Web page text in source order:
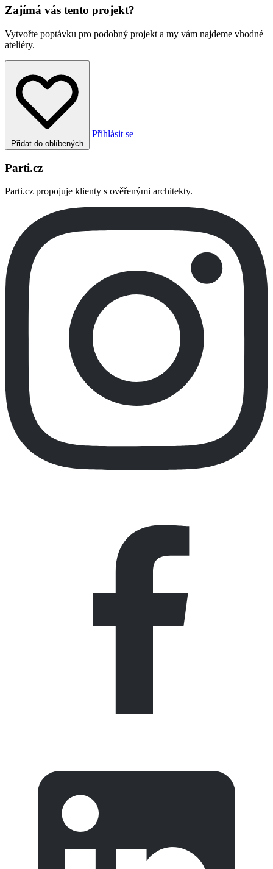
Zajímá vás tento projekt?
Vytvořte poptávku pro podobný projekt a my vám najdeme vhodné
ateliéry.
Přidat do oblíbených
Přihlásit se
Parti.cz
Parti.cz propojuje klienty s ověřenými architekty.